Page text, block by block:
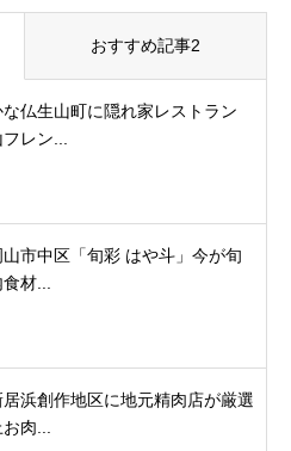
おすすめ記事2
仏生山町に隠れ家レストラン
フレン...
市中区「旬彩 はや斗」今が旬
材...
浜創作地区に地元精肉店が厳選
お肉...